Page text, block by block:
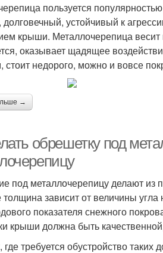
пользуется
долговечный, устойчивый к
крыши. Металлочерепица
оказывает щадящее
недорого, можно и вовсе
→
обрешетку под
под металлочерепицу делают
толщина зависит от величины
показателя снежного
крыши должна быть
где требуется обустройство